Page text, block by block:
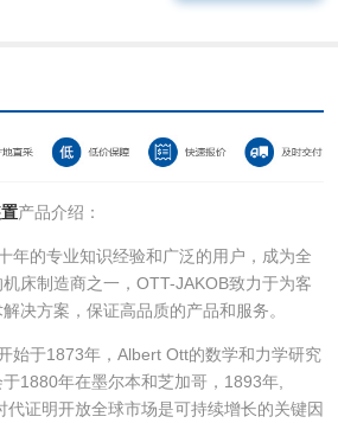
产品介绍：
的专业知识经验和广泛的用户，成为全
床制造商之一，OTT-JAKOB致力于为客
决方案，保证高品质的产品和服务。
于1873年，Albert Ott的数学和力学研究
1880年在墨尔本和芝加哥，1893年,
证明开放全球市场是可持续增长的关键因